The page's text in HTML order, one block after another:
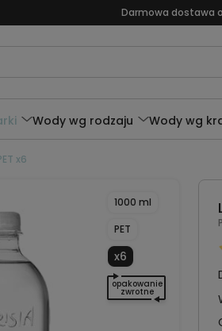
Darmowa dostawa
Wody wg rodzaju Wody wg
x6
1000 ml
PET
x6
opakowanie
zwrotne